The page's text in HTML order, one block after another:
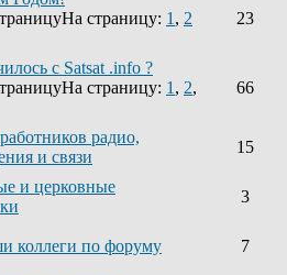
На страницу: 1 , 2
23
с Satsat .info ?
На страницу: 1 , 2,
66
радио,
и связи
15
и церковные
3
коллеги по форуму 7